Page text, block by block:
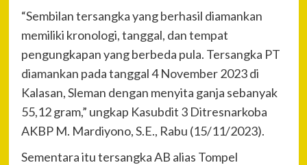
“Sembilan tersangka yang berhasil diamankan
memiliki kronologi, tanggal, dan tempat
pengungkapan yang berbeda pula. Tersangka PT
diamankan pada tanggal 4 November 2023 di
Kalasan, Sleman dengan menyita ganja sebanyak
55,12 gram,” ungkap Kasubdit 3 Ditresnarkoba
AKBP M. Mardiyono, S.E., Rabu (15/11/2023).
Sementara itu tersangka AB alias Tompel